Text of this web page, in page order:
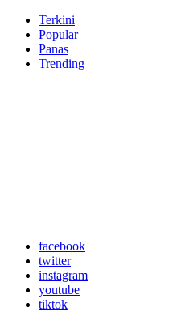
Terkini
Popular
Panas
Trending
facebook
twitter
instagram
youtube
tiktok